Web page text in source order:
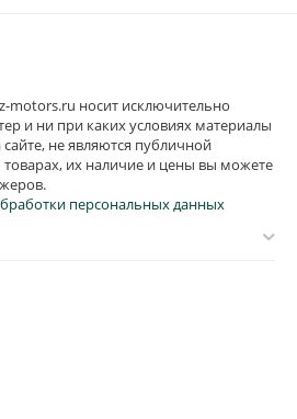
motors.ru носит исключительно
и ни при каких условиях материалы
не являются публичной
их наличие и цены вы можете
персональных данных